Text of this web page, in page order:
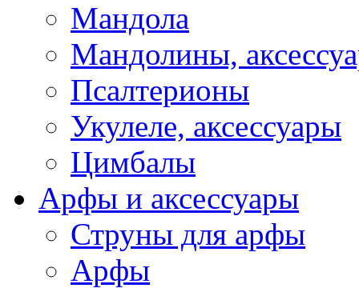
Мандола
Мандолины,
Псалтерионы
Укулеле, аксессуары
Цимбалы
Арфы и аксессуары
Струны для арфы
Арфы